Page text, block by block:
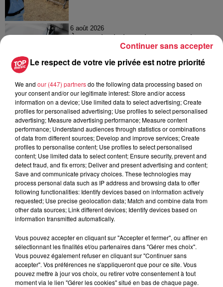
6 août 2026
À Hoerdt, de l’eau brune sort des
6 août 2026
Tags antisémites à Strasbourg :
Catherine Trautmann réagit
À découvrir également
Le respect de votre vie privée est notre priorité
We and our (447) partnersdo the following data processing based on
your consent and/or our legitimate interest: Store and/or access
information on a device; Use limited data to select advertising; Create
profiles for personalised advertising; Use profiles to select personalised
advertising; Measure advertising performance; Measure content
performance; Understand audiences through statistics or combinations
of data from different sources; Develop and improve services; Create
profiles to personalise content; Use profiles to select personalised
content; Use limited data to select content; Ensure security, prevent and
detect fraud, and fix errors; Deliver and present advertising and content;
Save and communicate privacy choices. These technologies may
process personal data such as IP address and browsing data to offer
following functionalities: Identify devices based on information actively
requested; Use precise geolocation data; Match and combine data from
other data sources; Link different devices; Identify devices based on
information transmitted automatically.
Vous pouvez accepter en cliquant sur "Accepter et fermer", ou affiner en
sélectionnant les finalités et/ou partenaires dans "Gérer mes choix".
Vous pouvez également refuser en cliquant sur "Continuer sans
accepter". Vos préférences ne s'appliqueront que pour ce site. Vous
pouvez mettre à jour vos choix, ou retirer votre consentement à tout
moment via le lien "Gérer les cookies" situé en bas de chaque page.
Continuer sans accepter